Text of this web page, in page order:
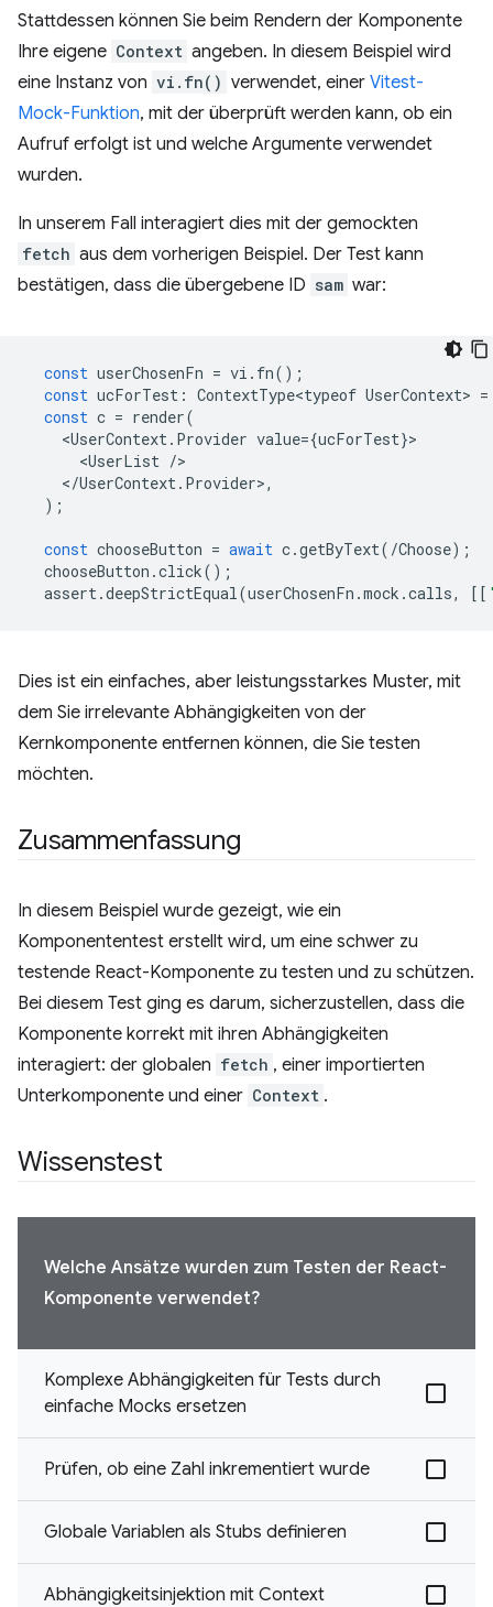
Stattdessen können Sie beim Rendern der Komponente
Ihre eigene Context angeben. In diesem Beispiel wird
eine Instanz von vi.fn() verwendet, einer Vitest-
Mock-Funktion, mit der überprüft werden kann, ob ein
Aufruf erfolgt ist und welche Argumente verwendet
wurden.
In unserem Fall interagiert dies mit der gemockten
fetch aus dem vorherigen Beispiel. Der Test kann
bestätigen, dass die übergebene ID sam war:
const userChosenFn = vi . fn();
const ucForTest : ContextType<typeof UserContext> =
const c = render(
<UserContext . Provider value={ucForTest}
<UserList /
</UserContext.Provider>,
);
const chooseButton = await c.getByText( /Choose);
chooseButton .click();
assert .deepStrictEqual (userChosenFn .mock .calls, [[
Dies ist ein einfaches, aber leistungsstarkes Muster, mit
dem Sie irrelevante Abhängigkeiten von der
Kernkomponente entfernen können, die Sie testen
möchten.
Zusammenfassung
In diesem Beispiel wurde gezeigt, wie ein
Komponententest erstellt wird, um eine schwer zu
testende React-Komponente zu testen und zu schützen.
Bei diesem Test ging es darum, sicherzustellen, dass die
Komponente korrekt mit ihren Abhängigkeiten
interagiert: der globalen fetch , einer importierten
Unterkomponente und einer Context .
Wissenstest
Welche Ansätze wurden zum Testen der React-
Komponente verwendet?
Komplexe Abhängigkeiten für Tests durch
einfache Mocks ersetzen
Prüfen, ob eine Zahl inkrementiert wurde
Globale Variablen als Stubs definieren
Abhängigkeitsinjektion mit Context